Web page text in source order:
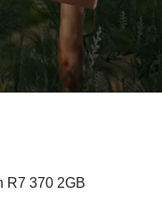
R7 370 2GB